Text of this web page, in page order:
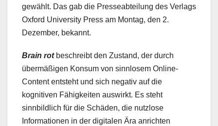
gewählt. Das gab die Presseabteilung des Verlags
Oxford University Press am Montag, den 2.
Dezember, bekannt.
Brain rotbeschreibt den Zustand, der durch
übermäßigen Konsum von sinnlosem Online-
Content entsteht und sich negativ auf die
kognitiven Fähigkeiten auswirkt. Es steht
sinnbildlich für die Schäden, die nutzlose
Informationen in der digitalen Ära anrichten